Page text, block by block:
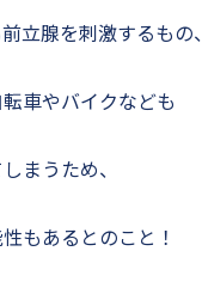
立腺を刺激するもの、
車やバイクなども
まうため、
もあるとのこと！